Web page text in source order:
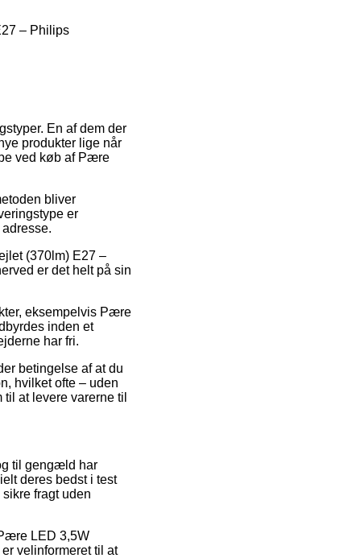
– Philips
En af dem der
produkter lige når
ved køb af Pære
bliver
er
(370lm) E27 –
er det helt på sin
eksempelvis Pære
inden et
har fri.
betingelse af at du
hvilket ofte – uden
at levere varerne til
til gengæld har
deres bedst i test
fragt uden
LED 3,5W
velinformeret til at